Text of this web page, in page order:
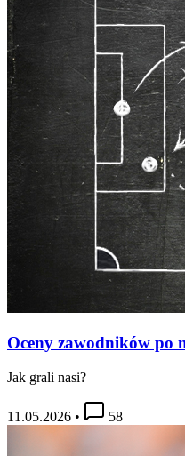
Oceny zawodników po
Jak grali nasi?
11.05.2026 • 58